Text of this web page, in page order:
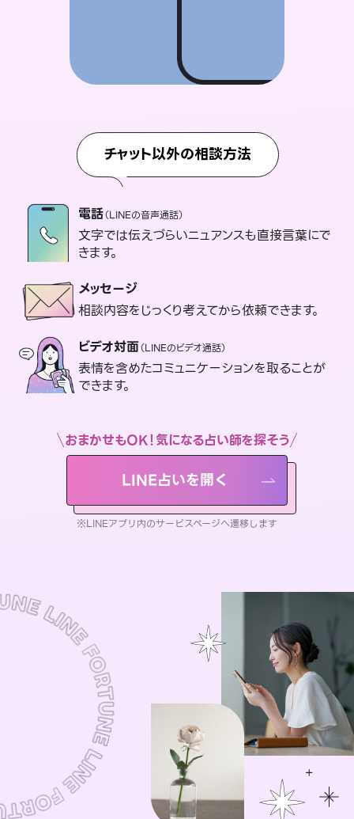
チャット以外の相談方法
電話（LINEの音声通話）
文字では伝えづらいニュアンスも直接言葉にで
きます。
メッセージ
相談内容をじっくり考えてから依頼できます。
ビデオ対面（LINEのビデオ通話）
表情を含めたコミュニケーションを取ることが
できます。
おまかせもOK！気になる占い師を探そう
LINE占いを開く
※LINEアプリ内のサービスページへ遷移します